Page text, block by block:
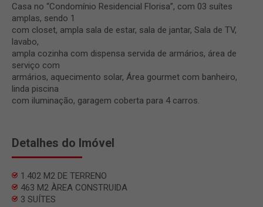
Casa no “Condomínio Residencial Florisa”, com 03 suítes
amplas, sendo 1
com closet, ampla sala de estar, sala de jantar, Sala de TV,
lavabo,
ampla cozinha com dispensa servida de armários, área de
serviço com
armários, aquecimento solar, Área gourmet com banheiro,
linda piscina
com iluminação, garagem coberta para 4 carros.
Detalhes do Imóvel
1.402 M2 DE TERRENO
463 M2 ÀREA CONSTRUIDA
3 SUÍTES